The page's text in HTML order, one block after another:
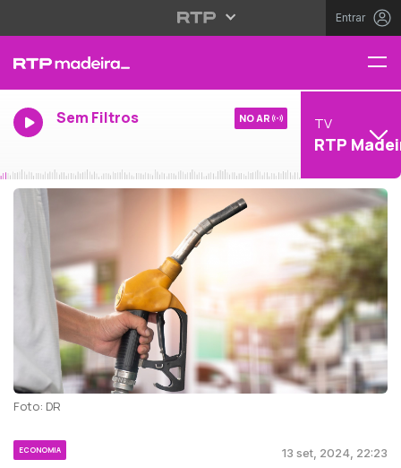
Entrar
Sem Filtros NO AR TV
RTP
Foto: DR
ECONOMIA 13 set, 2024, 22:23